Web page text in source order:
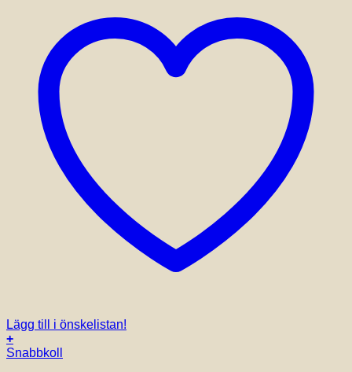
Lägg till i önskelistan!
+
Snabbkoll